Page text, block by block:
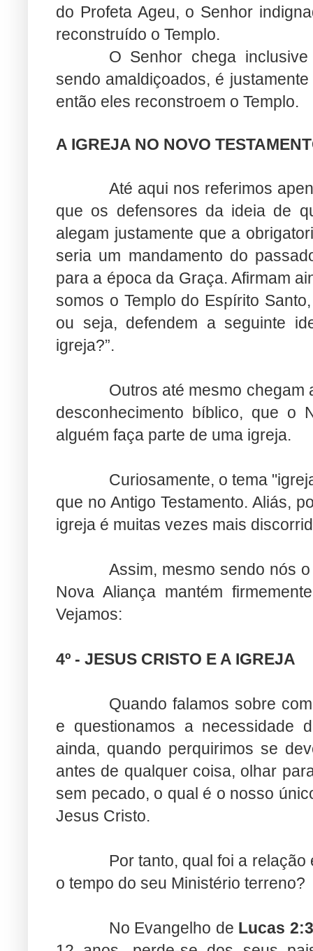
do Profeta Ageu, o Senhor
reconstruído o Templo.
O Senhor chega
sendo amaldiçoados, é
então eles reconstroem o Templo.
A IGREJA NO NOVO
Até aqui nos referimos
que os defensores da ideia de
alegam justamente que a
seria um mandamento do
para a época da Graça. Afirmam
somos o Templo do Espírito
ou seja, defendem a seguinte
igreja?”.
Outros até mesmo chegam
desconhecimento bíblico, que o
alguém faça parte de uma igreja.
Curiosamente, o tema
que no Antigo Testamento. Aliás,
igreja é muitas vezes mais
Assim, mesmo sendo nós
Nova Aliança mantém
Vejamos:
4º - JESUS CRISTO E A IGREJA
Quando falamos sobre
e questionamos a necessidade
ainda, quando perquirimos se
antes de qualquer coisa, olhar
sem pecado, o qual é o nosso
Jesus Cristo.
Por tanto, qual foi a
o tempo do seu Ministério terreno?
No Evangelho de Lucas